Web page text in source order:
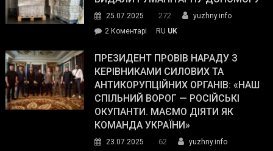
The
Street
Journal.
25.07.2025 272
yuzhny.info
2 Коментарі
Південному
працівникам
ОПЗ
з
матеріального
резерву
гуманітарну
RU UK
ПРЕЗИДЕНТ ПРОВІВ НАРАДУ З
КЕРІВНИКАМИ СИЛОВИХ ТА
АНТИКОРУПЦІЙНИХ ОРГАНІВ: «НАШ
СПІЛЬНИЙ ВОРОГ — РОСІЙСЬКІ
ОКУПАНТИ. МАЄМО ДІЯТИ ЯК
КОМАНДА УКРАЇНИ»
23.07.2025 62
yuzhny.info